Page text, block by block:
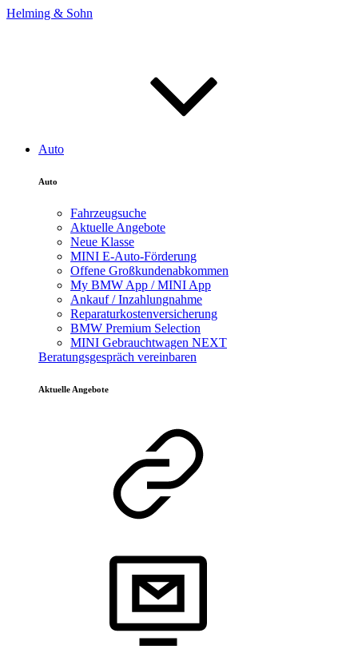
Helming & Sohn
Auto
Auto
Fahrzeugsuche
Aktuelle Angebote
Neue Klasse
MINI E-Auto-Förderung
Offene Großkundenabkommen
My BMW App / MINI App
Ankauf / Inzahlungnahme
Reparaturkostenversicherung
BMW Premium Selection
MINI Gebrauchtwagen NEXT
Beratungsgespräch vereinbaren
Aktuelle Angebote